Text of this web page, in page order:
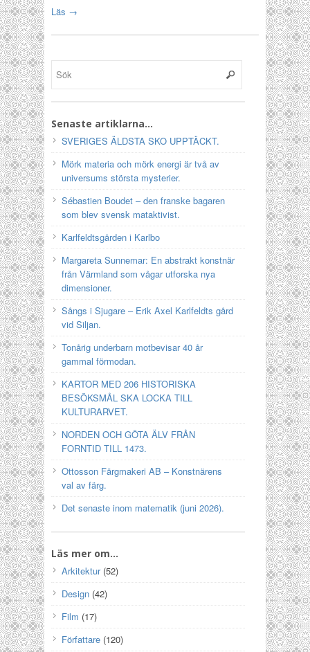
Läs →
Senaste artiklarna…
SVERIGES ÄLDSTA SKO UPPTÄCKT.
Mörk materia och mörk energi är två av
universums största mysterier.
Sébastien Boudet – den franske bagaren
som blev svensk mataktivist.
Karlfeldtsgården i Karlbo
Margareta Sunnemar: En abstrakt konstnär
från Värmland som vågar utforska nya
dimensioner.
Sångs i Sjugare – Erik Axel Karlfeldts gård
vid Siljan.
Tonårig underbarn motbevisar 40 år
gammal förmodan.
KARTOR MED 206 HISTORISKA
BESÖKSMÅL SKA LOCKA TILL
KULTURARVET.
NORDEN OCH GÖTA ÄLV FRÅN
FORNTID TILL 1473.
Ottosson Färgmakeri AB – Konstnärens
val av färg.
Det senaste inom matematik (juni 2026).
Läs mer om…
Arkitektur(52)
Design (42)
Film (17)
Författare (120)